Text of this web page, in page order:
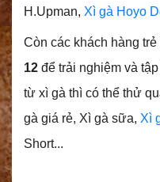
H.Upman, Xì gà Hoyo
Còn các khách hàng trẻ
12 để trải nghiệm và
từ xì gà thì có thể thử
gà giá rẻ, Xì gà sữa, Xì
Short...